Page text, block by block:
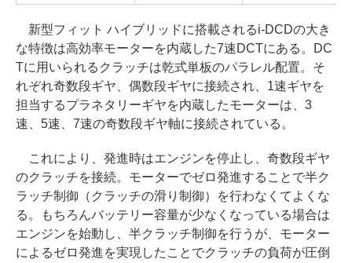
新型フィット ハイブリッドに搭載されるi-DCDの大き
な特徴は高効率モーターを内蔵した7速DCTにある。DC
Tに用いられるクラッチは乾式単板のパラレル配置。そ
れぞれ奇数段ギヤ、偶数段ギヤに接続され、1速ギヤを
担当するプラネタリーギヤを内蔵したモーターは、3
速、5速、7速の奇数段ギヤ軸に接続されている。
これにより、発進時はエンジンを停止し、奇数段ギヤ
のクラッチを接続。モーターでゼロ発進することで半ク
ラッチ制御（クラッチの滑り制御）を行わなくてよくな
る。もちろんバッテリー容量が少なくなっている場合は
エンジンを始動し、半クラッチ制御を行うが、モーター
によるゼロ発進を実現したことでクラッチの負荷が圧倒